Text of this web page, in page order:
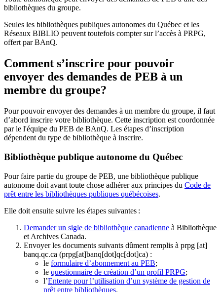
bibliothèques du groupe.
Seules les bibliothèques publiques autonomes du Québec et les
Réseaux BIBLIO peuvent toutefois compter sur l’accès à PRPG,
offert par BAnQ.
Comment s’inscrire pour pouvoir
envoyer des demandes de PEB à un
membre du groupe?
Pour pouvoir envoyer des demandes à un membre du groupe, il faut
d’abord inscrire votre bibliothèque. Cette inscription est coordonnée
par le l'équipe du PEB de BAnQ. Les étapes d’inscription
dépendent du type de bibliothèque à inscrire.
Bibliothèque publique autonome du Québec
Pour faire partie du groupe de PEB, une bibliothèque publique
autonome doit avant toute chose adhérer aux principes du Code de
prêt entre les bibliothèques publiques québécoises.
Elle doit ensuite suivre les étapes suivantes :
Demander un sigle de bibliothèque canadienne à Bibliothèque
et Archives Canada.
Envoyer les documents suivants dûment remplis à prpg [at]
banq.qc.ca (prpg[at]banq[dot]qc[dot]ca) :
le formulaire d’abonnement au PEB;
le questionnaire de création d’un profil PRPG;
l’Entente pour l’utilisation d’un système de gestion de
prêt entre bibliothèques.